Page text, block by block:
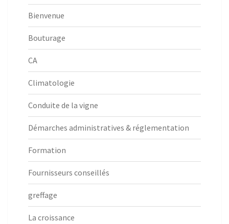
Bienvenue
Bouturage
CA
Climatologie
Conduite de la vigne
Démarches administratives & réglementation
Formation
Fournisseurs conseillés
greffage
La croissance